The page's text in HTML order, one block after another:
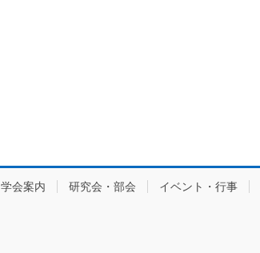
学会案内 研究会・部会 イベント・行事